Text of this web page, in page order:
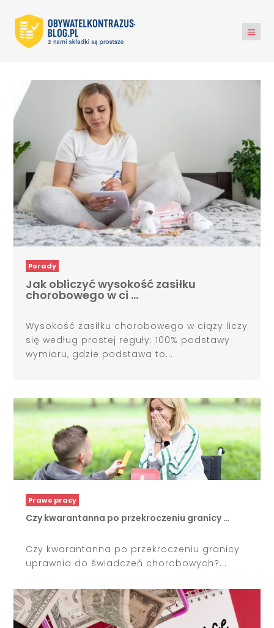
Porady
Jak obliczyć wysokość zasiłku
chorobowego w ci …
Wysokość zasiłku chorobowego w ciąży liczy
się według prostej reguły: 100% podstawy
wymiaru, gdzie podstawa to...
Prawo pracy
Czy kwarantanna po przekroczeniu granicy …
Czy kwarantanna po przekroczeniu granicy
uprawnia do świadczeń chorobowych?...